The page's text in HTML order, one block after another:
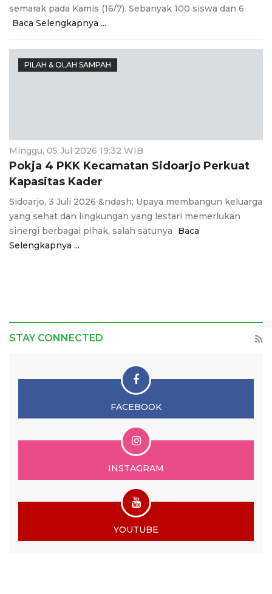
semarak pada Kamis (16/7). Sebanyak 100 siswa dan 6
Baca Selengkapnya ...
PILAH & OLAH SAMPAH
Minggu, 05 Jul 2026 19:32 WIB
Pokja 4 PKK Kecamatan Sidoarjo Perkuat
Kapasitas Kader
Sidoarjo, 3 Juli 2026 &ndash; Upaya membangun keluarga
yang sehat dan lingkungan yang lestari memerlukan
sinergi berbagai pihak, salah satunya
Baca
Selengkapnya ...
STAY CONNECTED
FACEBOOK
INSTAGRAM
YOUTUBE